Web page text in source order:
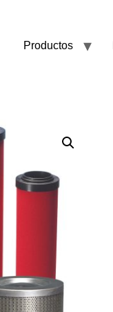
Productos